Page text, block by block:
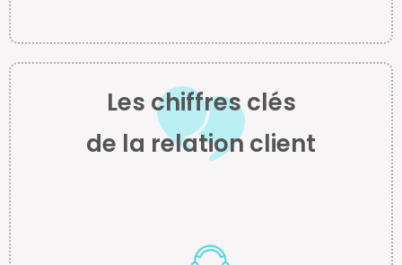
Les chiffres clés
de la relation client